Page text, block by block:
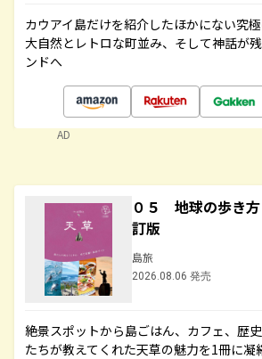
カウアイ島だけを紹介したほかにない究
大自然とレトロな町並み、そして神話が
ンドへ
AD
０５ 地球の歩
訂版
島旅
2026.08.06 発売
絶景スポットから島ごはん、カフェ、歴
たちが教えてくれた天草の魅力を1冊に凝